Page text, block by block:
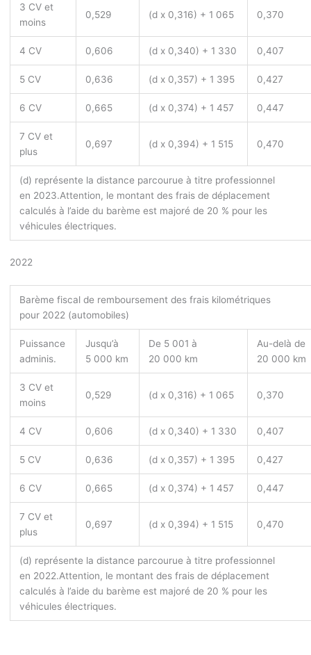
3 CV et
moins
0,529 (d x 0,316) + 1 065 0,370
4 CV 0,606 (d x 0,340) + 1 330 0,407
5 CV 0,636 (d x 0,357) + 1 395 0,427
6 CV 0,665 (d x 0,374) + 1 457 0,447
7 CV et
plus
0,697 (d x 0,394) + 1 515 0,470
(d) représente la distance parcourue à titre professionnel
en 2023.Attention, le montant des frais de déplacement
calculés à l’aide du barème est majoré de 20 % pour les
véhicules électriques.
2022
Barème fiscal de remboursement des frais kilométriques
pour 2022 (automobiles)
Puissance
adminis.
Jusqu’à
5 000 km
De 5 001 à
20 000 km
Au-delà de
20 000 km
3 CV et
moins
0,529 (d x 0,316) + 1 065 0,370
4 CV 0,606 (d x 0,340) + 1 330 0,407
5 CV 0,636 (d x 0,357) + 1 395 0,427
6 CV 0,665 (d x 0,374) + 1 457 0,447
7 CV et
plus
0,697 (d x 0,394) + 1 515 0,470
(d) représente la distance parcourue à titre professionnel
en 2022.Attention, le montant des frais de déplacement
calculés à l’aide du barème est majoré de 20 % pour les
véhicules électriques.